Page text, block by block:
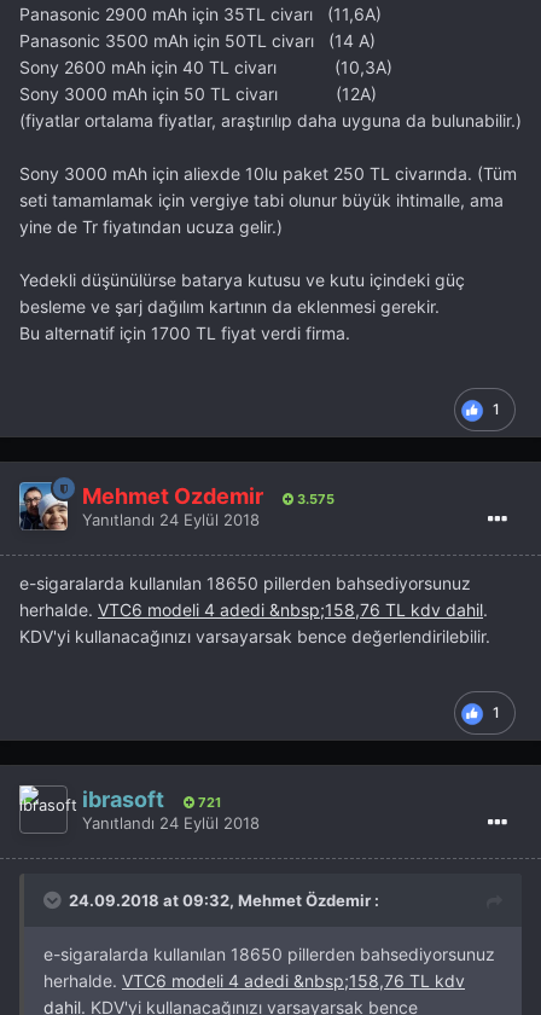
Panasonic 2900 mAh için 35TL civarı (11,6A)
Panasonic 3500 mAh için 50TL civarı (14 A)
Sony 2600 mAh için 40 TL civarı (10,3A)
Sony 3000 mAh için 50 TL civarı (12A)
(fiyatlar ortalama fiyatlar, araştırılıp daha uyguna da bulunabilir.)
Sony 3000 mAh için aliexde 10lu paket 250 TL civarında. (Tüm
seti tamamlamak için vergiye tabi olunur büyük ihtimalle, ama
yine de Tr fiyatından ucuza gelir.)
Yedekli düşünülürse batarya kutusu ve kutu içindeki güç
besleme ve şarj dağılım kartının da eklenmesi gerekir.
Bu alternatif için 1700 TL fiyat verdi firma.
1
Mehmet Özdemir 3.575
Yanıtlandı 24 Eylül 2018
e-sigaralarda kullanılan 18650 pillerden bahsediyorsunuz
herhalde. VTC6 modeli 4 adedi &nbsp;158,76 TL kdv dahil.
KDV'yi kullanacağınızı varsayarsak bence değerlendirilebilir.
1
ibrasoft 721
Yanıtlandı 24 Eylül 2018
24.09.2018 at 09:32, Mehmet Özdemir :
e-sigaralarda kullanılan 18650 pillerden bahsediyorsunuz
herhalde. VTC6 modeli 4 adedi &nbsp;158,76 TL kdv
dahil. KDV'yi kullanacağınızı varsayarsak bence